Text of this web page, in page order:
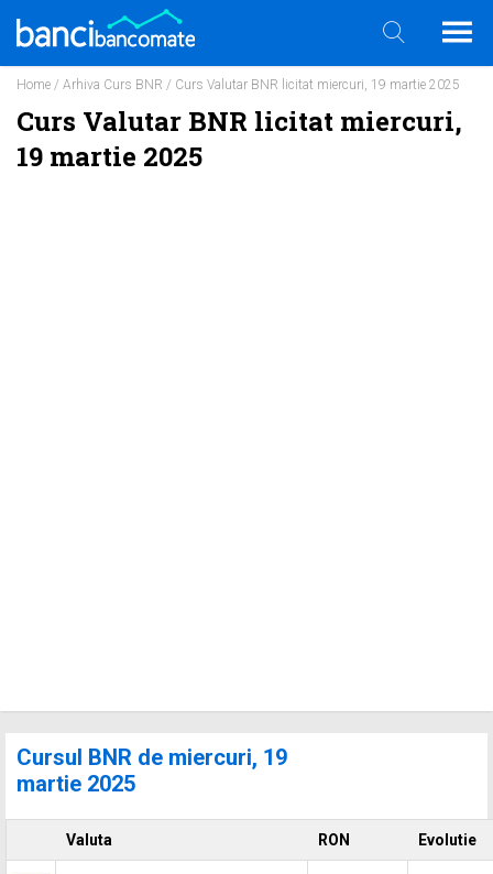
Home / Arhiva Curs BNR / Curs Valutar BNR licitat miercuri, 19 martie 2025
Curs Valutar BNR licitat miercuri,
19 martie 2025
Cursul BNR de miercuri, 19
martie 2025
Valuta RON Evolutie